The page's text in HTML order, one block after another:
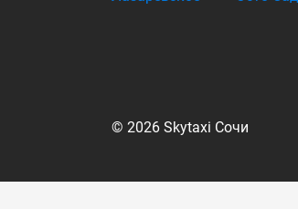
© 2026 Skytaxi Сочи